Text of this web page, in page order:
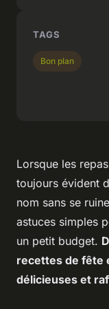
Lorsque les
toujours évident
nom sans se
astuces simples
un petit budget.
recettes de fête
délicieuses et
TAGS
Bon plan